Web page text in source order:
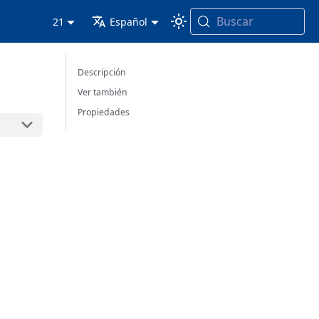
21 Español Buscar
Descripción
Ver también
Propiedades